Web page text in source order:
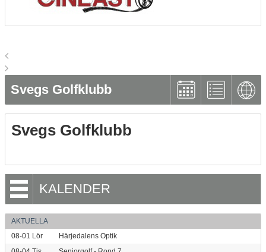
Svegs Golfklubb
Svegs Golfklubb
KALENDER
AKTUELLA
08-01 Lör
Härjedalens Optik